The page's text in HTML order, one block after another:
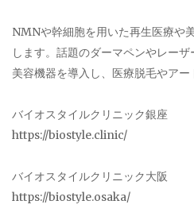
NMNや幹細胞を用いた再生医療や
します。話題のダーマペンやレー
美容機器を導入し、医療脱毛やアー
バイオスタイルクリニック銀座
https://biostyle.clinic/
バイオスタイルクリニック大阪
https://biostyle.osaka/